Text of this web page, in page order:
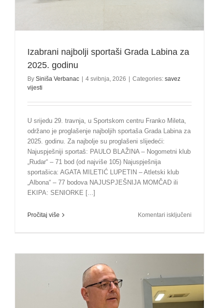
Izabrani najbolji sportaši Grada Labina za
2025. godinu
By Siniša Verbanac 4 svibnja, 2026 Categories: savez
vijesti
U srijedu 29. travnja, u Sportskom centru Franko Mileta,
održano je proglašenje najboljih sportaša Grada Labina za
2025. godinu. Za najbolje su proglašeni slijedeći:
Najuspješniji sportaš: PAULO BLAŽINA – Nogometni klub
„Rudar“ – 71 bod (od najviše 105) Najuspješnija
sportašica: AGATA MILETIĆ LUPETIN – Atletski klub
„Albona“ – 77 bodova NAJUSPJEŠNIJA MOMČAD ili
EKIPA: SENIORKE [...]
Pročitaj više Komentari isključeni
Grada
2025.